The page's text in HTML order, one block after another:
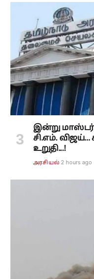
இன்று மாஸ்டர்
சி.எம்.
உறுதி...!
அரசியல் 2 hours ago